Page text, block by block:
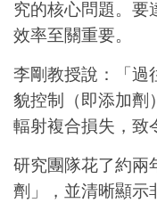
究的核心問題。要
效率至關重要。
李剛教授說：「過
貌控制（即添加劑
輻射複合損失，致
研究團隊花了約兩
劑」，並清晰顯示